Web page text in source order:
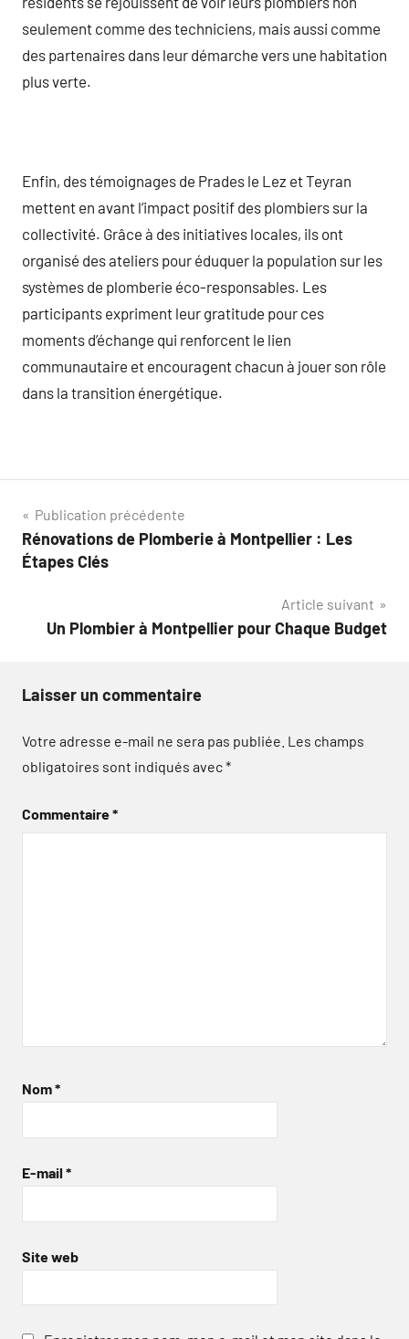
seulement comme des techniciens, mais aussi comme
des partenaires dans leur démarche vers une habitation
plus verte.
Enfin, des témoignages de Prades le Lez et Teyran
mettent en avant l’impact positif des plombiers sur la
collectivité. Grâce à des initiatives locales, ils ont
organisé des ateliers pour éduquer la population sur les
systèmes de plomberie éco-responsables. Les
participants expriment leur gratitude pour ces
moments d’échange qui renforcent le lien
communautaire et encouragent chacun à jouer son rôle
dans la transition énergétique.
Navigation
de
Publication précédente
Rénovations de Plomberie à Montpellier : Les
Étapes Clés
Article suivant
Un Plombier à Montpellier pour Chaque Budget
Laisser un commentaire
Votre adresse e-mail ne sera pas publiée. Les champs
obligatoires sont indiqués avec*
Commentaire*
Nom*
E-mail *
Site web